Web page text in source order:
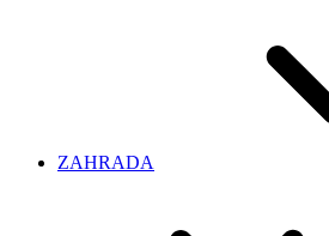
ZAHRADA